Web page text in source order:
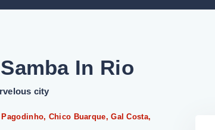
In Rio
city
Pagodinho, Chico Buarque, Gal Costa,